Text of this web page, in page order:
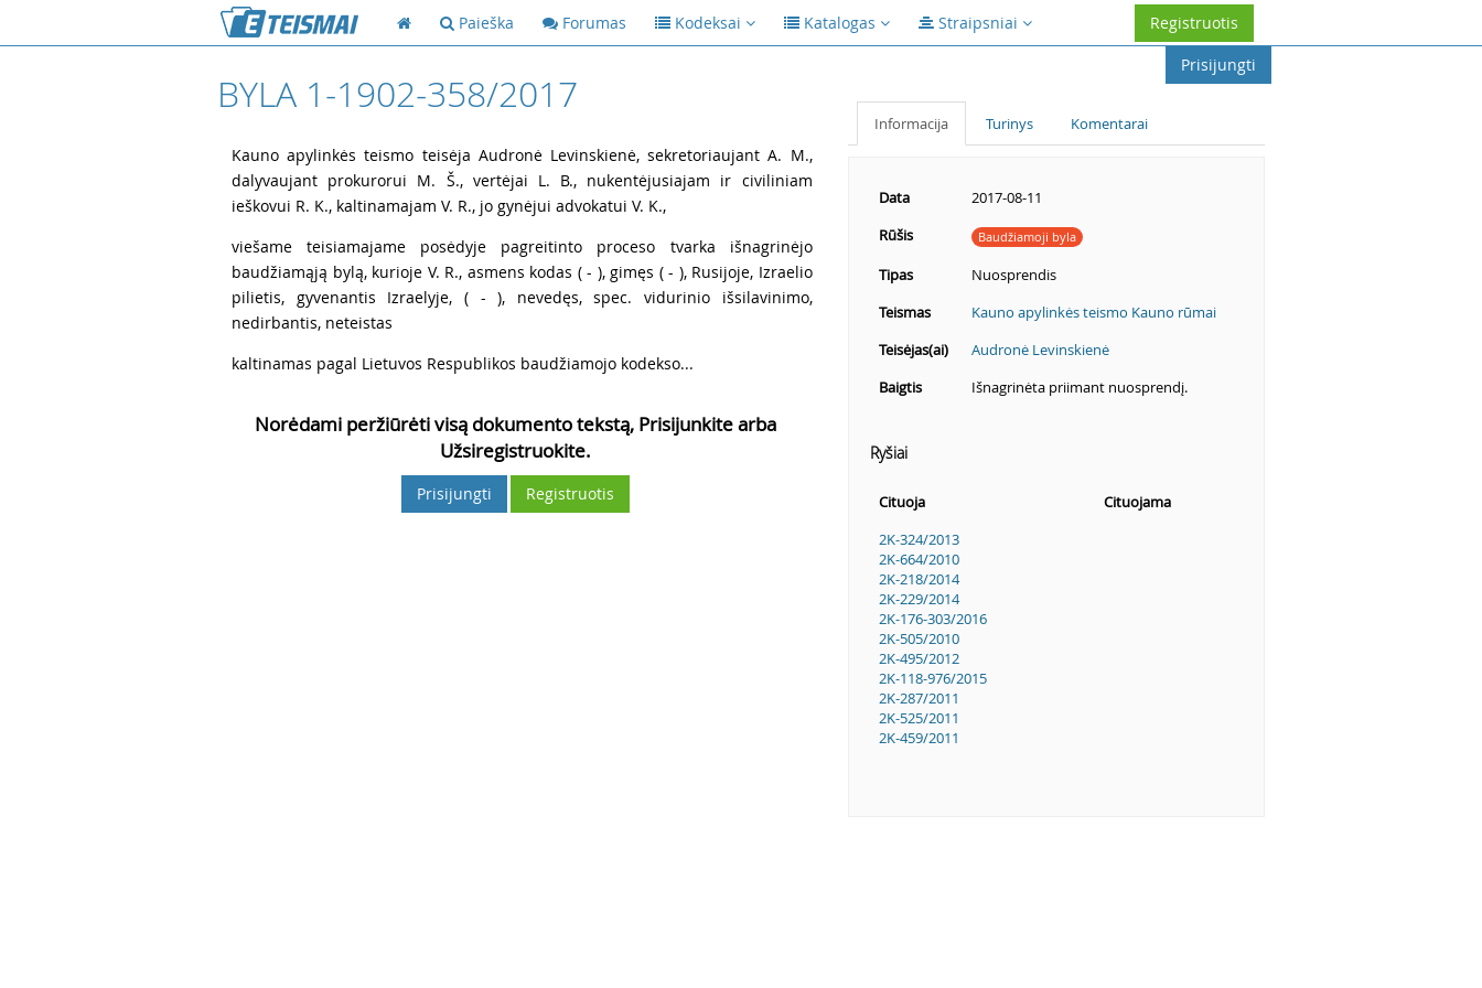
Paieška Forumas Kodeksai Katalogas Straipsniai
Registruotis
Prisijungti
BYLA 1-1902-358/2017
Kauno apylinkės teismo teisėja Audronė Levinskienė, sekretoriaujant A. M.,
dalyvaujant prokurorui M. Š., vertėjai L. B., nukentėjusiajam ir civiliniam
ieškovui R. K., kaltinamajam V. R., jo gynėjui advokatui V. K.,
viešame teisiamajame posėdyje pagreitinto proceso tvarka išnagrinėjo
baudžiamąją bylą, kurioje V. R., asmens kodas ( - ), gimęs ( - ), Rusijoje, Izraelio
pilietis, gyvenantis Izraelyje, ( - ), nevedęs, spec. vidurinio išsilavinimo,
nedirbantis, neteistas
kaltinamas pagal Lietuvos Respublikos baudžiamojo kodekso...
Norėdami peržiūrėti visą dokumento tekstą, Prisijunkite arba
Užsiregistruokite.
Prisijungti Registruotis
Informacija Turinys Komentarai
Data
2017-08-11
Rūšis
Baudžiamoji byla
Tipas
Nuosprendis
Teismas
Kauno apylinkės teismo Kauno rūmai
Teisėjas(ai)
Audronė Levinskienė
Baigtis
Išnagrinėta priimant nuosprendį.
Ryšiai
Cituoja
Cituojama
2K-324/2013
2K-664/2010
2K-218/2014
2K-229/2014
2K-176-303/2016
2K-505/2010
2K-495/2012
2K-118-976/2015
2K-287/2011
2K-525/2011
2K-459/2011